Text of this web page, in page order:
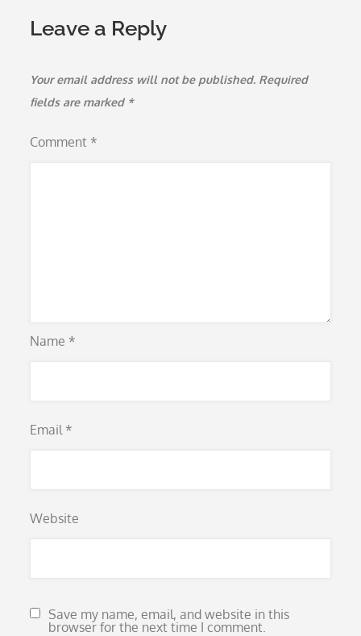
Leave a Reply
Your email address will not be published. Required
fields are marked *
Comment *
Name *
Email *
Website
Save my name, email, and website in this
browser for the next time I comment.